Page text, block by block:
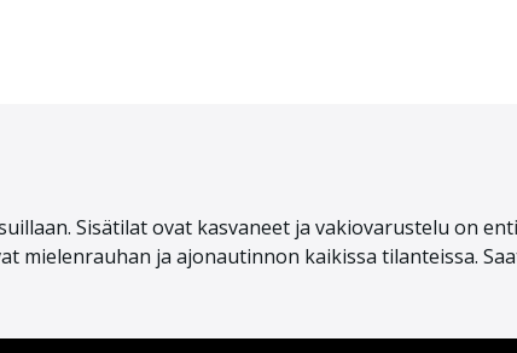
Sisätilat ovat kasvaneet ja vakiovarustelu on
ja ajonautinnon kaikissa tilanteissa.